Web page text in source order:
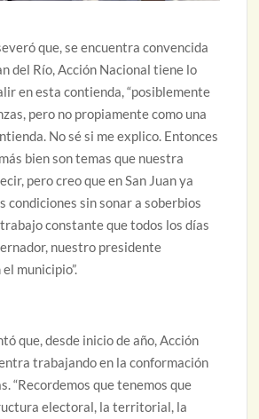
que, se encuentra convencida
del Río, Acción Nacional tiene lo
en esta contienda, “posiblemente
pero no propiamente como una
No sé si me explico. Entonces
bien son temas que nuestra
pero creo que en San Juan ya
condiciones sin sonar a soberbios
constante que todos los días
nuestro presidente
municipio”.
que, desde inicio de año, Acción
trabajando en la conformación
“Recordemos que tenemos que
electoral, la territorial, la